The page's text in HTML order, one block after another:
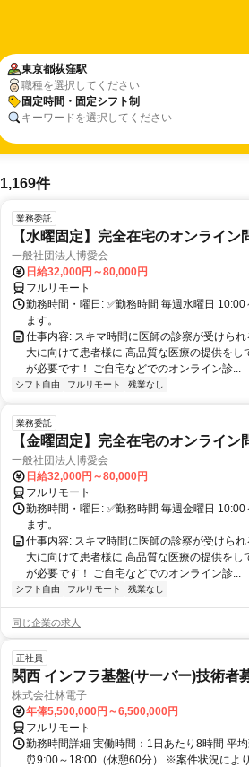
東京都荻窪駅
職種を選択してください
固定時間・固定シフト制
キーワードを選択してください
1,169件
業務委託
【水曜固定】完全在宅のオンライン
一般社団法人博愛会
日給32,000円～80,000円
フルリモート
勤務時間・曜日: ✅勤務時間 毎週水曜日
ます。
仕事内容: スキマ時間に医師の診察が受けら
大に向けて患者様に 高品質な医療の提供をし
が必要です！ ご自宅などでのオンライン診...
シフト自由 フルリモート 残業なし
業務委託
【金曜固定】完全在宅のオンライン
一般社団法人博愛会
日給32,000円～80,000円
フルリモート
勤務時間・曜日: ✅勤務時間 毎週金曜日
ます。
仕事内容: スキマ時間に医師の診察が受けら
大に向けて患者様に 高品質な医療の提供をし
が必要です！ ご自宅などでのオンライン診...
シフト自由 フルリモート 残業なし
同じ企業の求人
正社員
関西 インフラ基盤(サーバー)技術者
株式会社林電子
年俸5,500,000円～6,500,000円
フルリモート
勤務時間詳細 実働時間：1日あたり8時間 平
⏰9:00～18:00（休憩60分） ※案件状況によ